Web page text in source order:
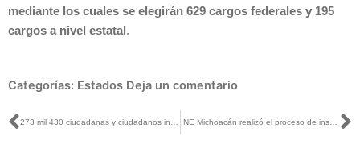
mediante los cuales se elegirán 629 cargos federales y 195
cargos a nivel estatal .
Categorías: Estados Deja un comentario
Ant INE Michoacán realizó el proceso de insaculación para seleccionar a las y los funcionarios de casilla